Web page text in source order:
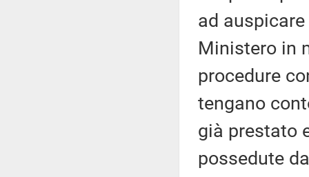
ad
Ministero in
procedure
tengano
già prestato
possedute